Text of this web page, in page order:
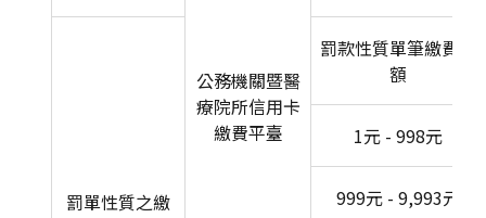
公務機關暨醫
療院所信用卡
繳費平臺
罰單性質之繳
罰款性質單筆繳費金
額
1元 - 998元
999元 - 9,993元